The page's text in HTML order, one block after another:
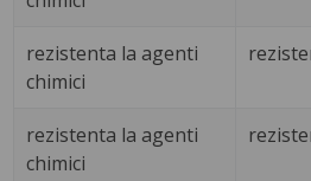
rezistenta la agenti
chimici
rezistenta la agenti
chimici